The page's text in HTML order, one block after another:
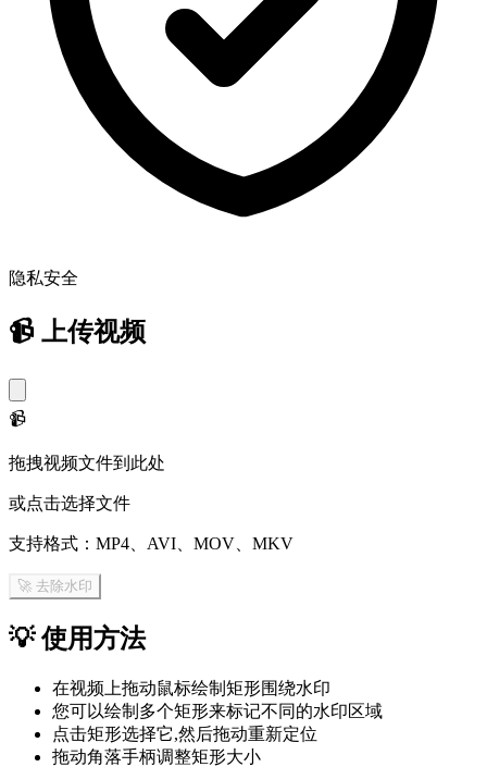
隐私安全
📹 上传视频
📹
拖拽视频文件到此处
或点击选择文件
支持格式：MP4、AVI、MOV、MKV
🚀 去除水印
💡使用方法
在视频上拖动鼠标绘制矩形围绕水印
您可以绘制多个矩形来标记不同的水印区域
点击矩形选择它,然后拖动重新定位
拖动角落手柄调整矩形大小